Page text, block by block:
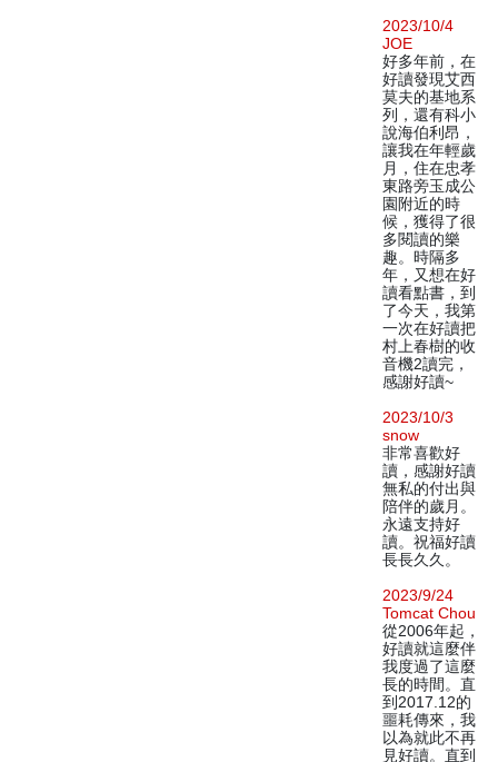
2023/10/4
JOE
好多年前，在
好讀發現艾西
莫夫的基地系
列，還有科小
說海伯利昂，
讓我在年輕歲
月，住在忠孝
東路旁玉成公
園附近的時
候，獲得了很
多閱讀的樂
趣。時隔多
年，又想在好
讀看點書，到
了今天，我第
一次在好讀把
村上春樹的收
音機2讀完，
感謝好讀~
2023/10/3
snow
非常喜歡好
讀，感謝好讀
無私的付出與
陪伴的歲月。
永遠支持好
讀。祝福好讀
長長久久。
2023/9/24
Tomcat Chou
從2006年起，
好讀就這麼伴
我度過了這麼
長的時間。直
到2017.12的
噩耗傳來，我
以為就此不再
見好讀。直到